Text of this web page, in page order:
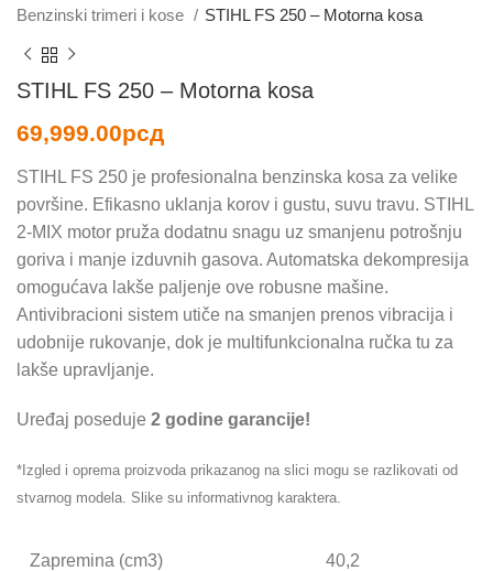
Benzinski trimeri i kose
STIHL FS 250 – Motorna kosa
STIHL FS 250 – Motorna kosa
69,999.00рсд
STIHL FS 250 je profesionalna benzinska kosa za velike
površine. Efikasno uklanja korov i gustu, suvu travu. STIHL
2-MIX motor pruža dodatnu snagu uz smanjenu potrošnju
goriva i manje izduvnih gasova. Automatska dekompresija
omogućava lakše paljenje ove robusne mašine.
Antivibracioni sistem utiče na smanjen prenos vibracija i
udobnije rukovanje, dok je multifunkcionalna ručka tu za
lakše upravljanje.
Uređaj poseduje 2 godine garancije!
*Izgled i oprema proizvoda prikazanog na slici mogu se razlikovati od
stvarnog modela. Slike su informativnog karaktera.
Zapremina (cm3) 40,2